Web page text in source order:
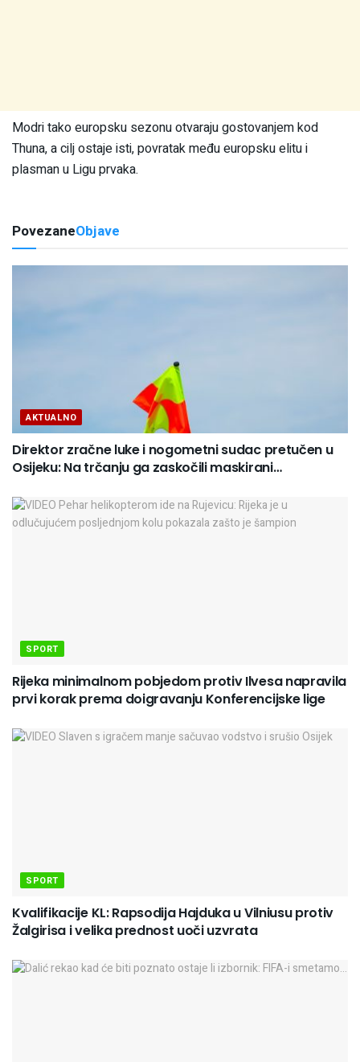
Modri tako europsku sezonu otvaraju gostovanjem kod
Thuna, a cilj ostaje isti, povratak među europsku elitu i
plasman u Ligu prvaka.
PovezaneObjave
AKTUALNO
Direktor zračne luke i nogometni sudac pretučen u
Osijeku: Na trčanju ga zaskočili maskirani…
SPORT
Rijeka minimalnom pobjedom protiv Ilvesa napravila
prvi korak prema doigravanju Konferencijske lige
SPORT
Kvalifikacije KL: Rapsodija Hajduka u Vilniusu protiv
Žalgirisa i velika prednost uoči uzvrata